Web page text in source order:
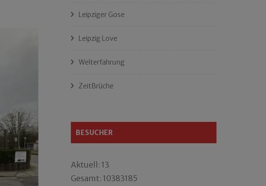
Leipziger Gose
Leipzig Love
Welterfahrung
ZeitBrüche
BESUCHER
Aktuell: 13
Gesamt: 10383185